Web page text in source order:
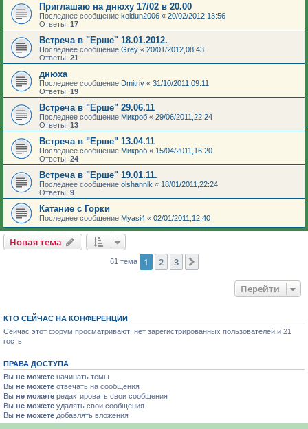
Приглашаю на днюху 17/02 в 20.00
Последнее сообщение koldun2006 « 20/02/2012,13:56
Ответы: 17
Встреча в "Ерше" 18.01.2012.
Последнее сообщение Grey « 20/01/2012,08:43
Ответы: 21
днюха
Последнее сообщение Dmitriy « 31/10/2011,09:11
Ответы: 19
Встреча в "Ерше" 29.06.11
Последнее сообщение Микроб « 29/06/2011,22:24
Ответы: 13
Встреча в "Ерше" 13.04.11
Последнее сообщение Микроб « 15/04/2011,16:20
Ответы: 24
Встреча в "Ерше" 19.01.11.
Последнее сообщение olshannik « 18/01/2011,22:24
Ответы: 9
Катание с Горки
Последнее сообщение Myasi4 « 02/01/2011,12:40
Новая тема
61 тема 1 2 3
Перейти
КТО СЕЙЧАС НА КОНФЕРЕНЦИИ
Сейчас этот форум просматривают: нет зарегистрированных пользователей и 21
гость
ПРАВА ДОСТУПА
Вы не можете начинать темы
Вы не можете отвечать на сообщения
Вы не можете редактировать свои сообщения
Вы не можете удалять свои сообщения
Вы не можете добавлять вложения